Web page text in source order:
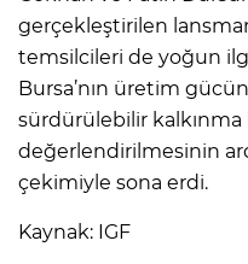
gerçekleştirilen
temsilcileri de yoğun
Bursa’nın üretim
sürdürülebilir
değerlendirilmesinin
çekimiyle sona erdi.
Kaynak: IGF